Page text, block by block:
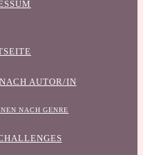
AUTOR/IN
NACH GENRE